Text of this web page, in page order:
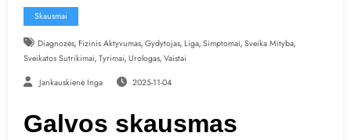
Skausmai
Diagnozės, Fizinis Aktyvumas, Gydytojas, Liga, Simptomai, Sveika Mityba,
Sveikatos Sutrikimai, Tyrimai, Urologas, Vaistai
Jankauskienė Inga 2025-11-04
Galvos skausmas